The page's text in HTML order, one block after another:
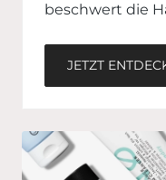
beschwert die
JETZT